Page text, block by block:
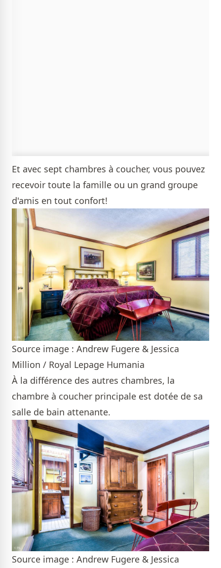
Et avec sept chambres à coucher, vous pouvez
recevoir toute la famille ou un grand groupe
d'amis en tout confort!
Source image : Andrew Fugere & Jessica
Million / Royal Lepage Humania
À la différence des autres chambres, la
chambre à coucher principale est dotée de sa
salle de bain attenante.
Source image : Andrew Fugere & Jessica